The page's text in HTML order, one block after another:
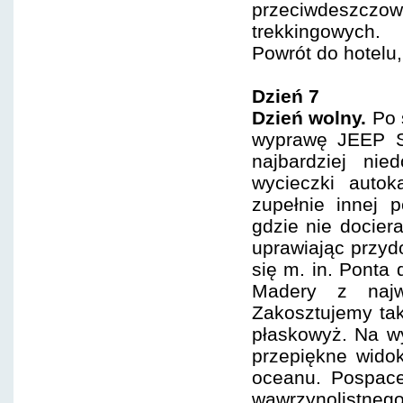
trekkingowych.
Powrót do
Dzień 7
Dzień wolny. Po
wyprawę JEEP
najbardziej
wycieczki
zupełnie innej
gdzie nie
uprawiając
się m. in. Ponta
Madery z
Zakosztujemy
płaskowyż. Na
przepiękne
oceanu.